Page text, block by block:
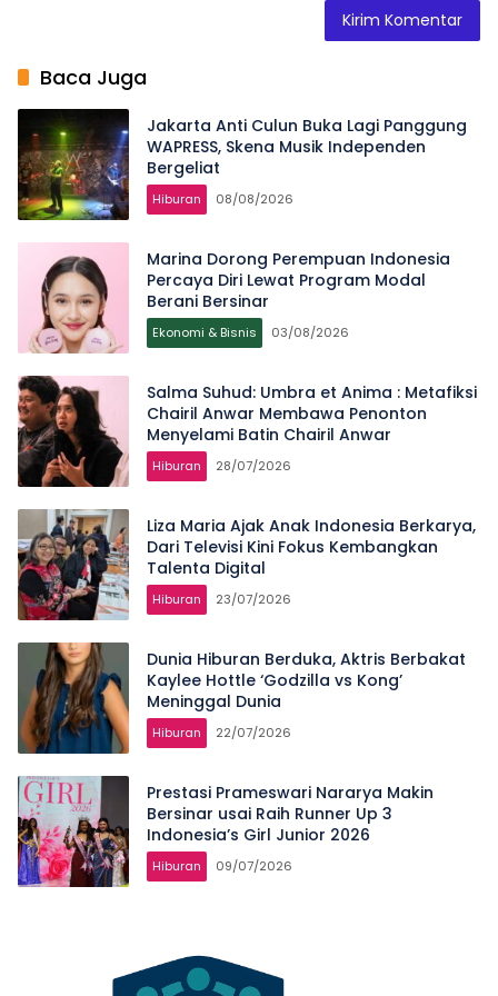
Baca Juga
Jakarta Anti Culun Buka Lagi Panggung
WAPRESS, Skena Musik Independen
Bergeliat
Hiburan 08/08/2026
Marina Dorong Perempuan Indonesia
Percaya Diri Lewat Program Modal
Berani Bersinar
Ekonomi & Bisnis 03/08/2026
Salma Suhud: Umbra et Anima : Metafiksi
Chairil Anwar Membawa Penonton
Menyelami Batin Chairil Anwar
Hiburan 28/07/2026
Liza Maria Ajak Anak Indonesia Berkarya,
Dari Televisi Kini Fokus Kembangkan
Talenta Digital
Hiburan 23/07/2026
Dunia Hiburan Berduka, Aktris Berbakat
Kaylee Hottle ‘Godzilla vs Kong’
Meninggal Dunia
Hiburan 22/07/2026
Prestasi Prameswari Nararya Makin
Bersinar usai Raih Runner Up 3
Indonesia’s Girl Junior 2026
Hiburan 09/07/2026